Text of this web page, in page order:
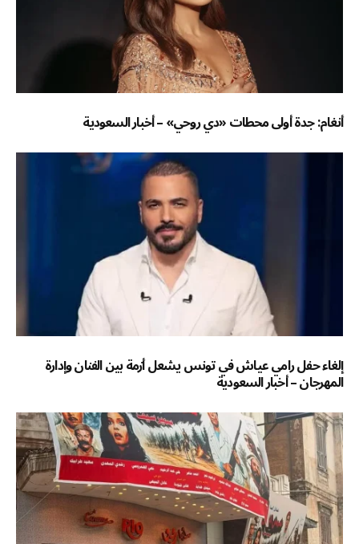
أنغام: جدة أولى محطات «دي روحي» – أخبار السعودية
إلغاء حفل رامي عياش في تونس يشعل أزمة بين الفنان وإدارة
المهرجان – أخبار السعودية